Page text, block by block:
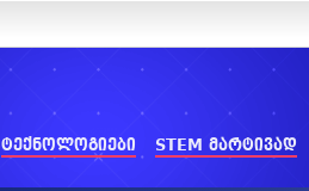
ტექნოლოგიები STEM მარტივად